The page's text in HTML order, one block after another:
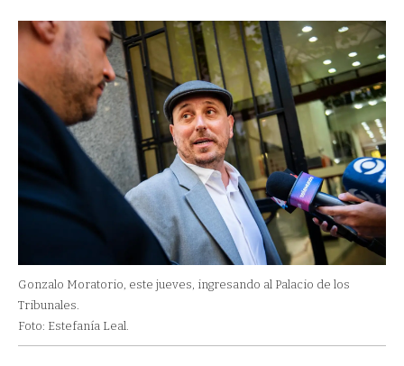
Gonzalo Moratorio, este jueves, ingresando al Palacio de los
Tribunales.
Foto: Estefanía Leal.